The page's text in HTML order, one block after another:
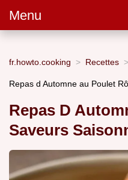
Menu
fr.howto.cooking Recettes
Repas d Automne au Poulet
Repas D
Saveurs